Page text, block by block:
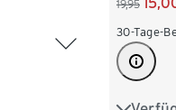
19,95
30-Tage-